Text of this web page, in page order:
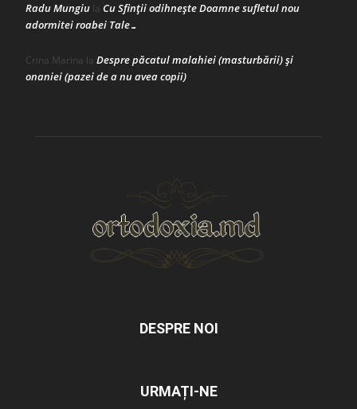
Radu Mungiu la Cu Sfinții odihnește Doamne sufletul nou
adormitei roabei Tale…
Crina Marina la Despre păcatul malahiei (masturbării) şi
onaniei (pazei de a nu avea copii)
DESPRE NOI
URMAȚI-NE